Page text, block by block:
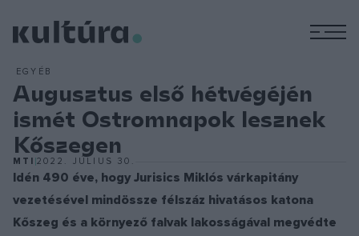
EGYÉB
Augusztus első hétvégéjén
ismét Ostromnapok lesznek
Kőszegen
MTI 2022. JÚLIUS 30.
Idén 490 éve, hogy Jurisics Miklós várkapitány
vezetésével mindössze félszáz hivatásos katona
Kőszeg és a környező falvak lakosságával megvédte